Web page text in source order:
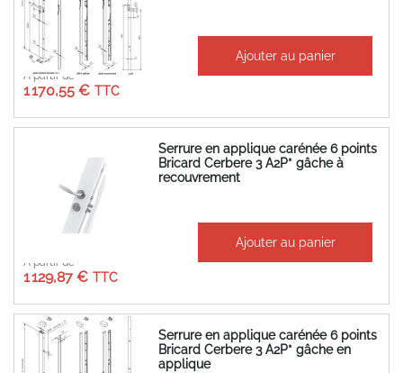
À partir de
1 170,55 €
Ajouter au panier
Serrure en applique carénée 6 points
Bricard Cerbere 3 A2P* gâche à
recouvrement
À partir de
1 129,87 €
Ajouter au panier
Serrure en applique carénée 6 points
Bricard Cerbere 3 A2P* gâche en
applique